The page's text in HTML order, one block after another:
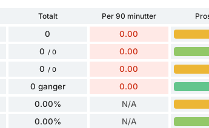
Totalt Per 90 minutter
0 0.00
0 / 0 0.00
0 / 0 0.00
0 ganger 0.00
0.00% N/A
0.00% N/A